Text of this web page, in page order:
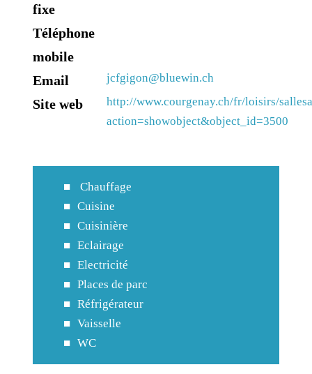
fixe
Téléphone
mobile
Email
jcfgigon@bluewin.ch
Site web
http://www.courgenay.ch/fr/loisirs/
action=showobject&object_id=3500
Chauffage
Cuisine
Cuisinière
Eclairage
Electricité
Places de parc
Réfrigérateur
Vaisselle
WC